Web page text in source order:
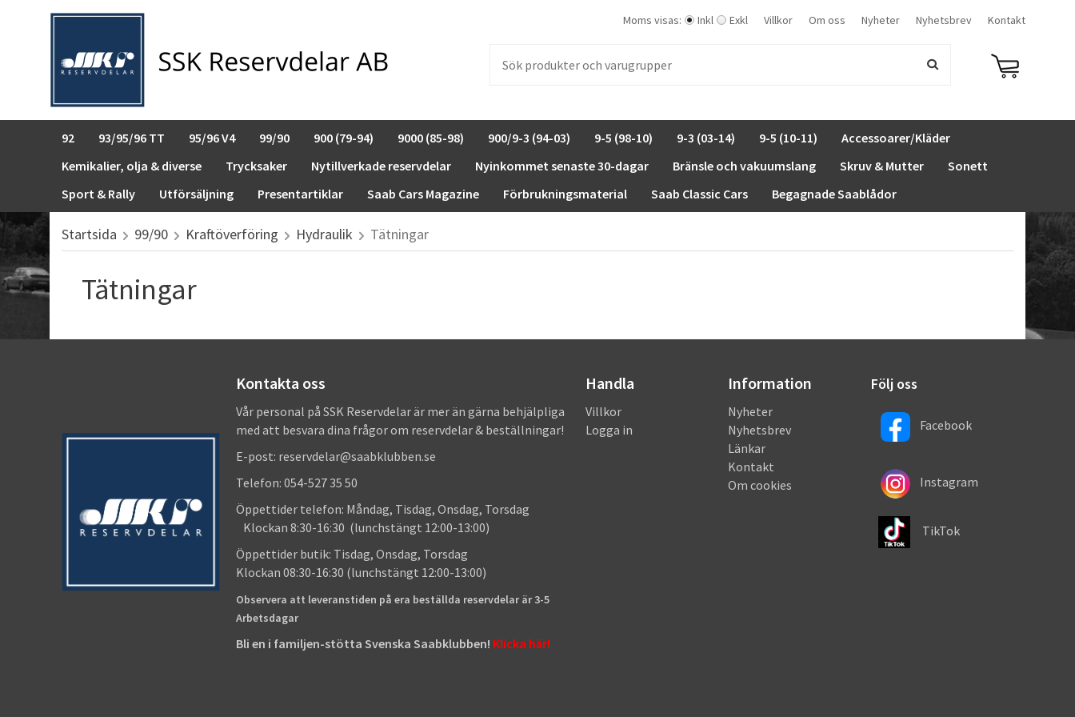
Moms visas: Inkl Exkl Villkor Om oss Nyheter Nyhetsbrev Kontakt
92 93/95/96 TT 95/96 V4 99/90 900 (79-94) 9000 (85-98) 900/9-3 (94-03) 9-5 (98-10) 9-3 (03-14) 9-5 (10-11)
Accessoarer/Kläder
Kemikalier, olja & diverse
Trycksaker Nytillverkade reservdelar Nyinkommet senaste 30-dagar Bränsle och vakuumslang Skruv & Mutter
Sonett
Sport & Rally
Utförsäljning Presentartiklar Saab Cars Magazine Förbrukningsmaterial Saab Classic Cars Begagnade Saablådor
Startsida 99/90 Kraftöverföring Hydraulik Tätningar
Tätningar
Kontakta oss
Vår personal på SSK Reservdelar är mer än gärna behjälpliga
med att besvara dina frågor om reservdelar & beställningar!
E-post: reservdelar@saabklubben.se
Telefon: 054-527 35 50
Öppettider telefon: Måndag, Tisdag, Onsdag, Torsdag
Klockan 8:30-16:30 (lunchstängt 12:00-13:00)
Öppettider butik: Tisdag, Onsdag, Torsdag
Klockan 08:30-16:30 (lunchstängt 12:00-13:00)
Observera att leveranstiden på era beställda reservdelar är 3-5
Arbetsdagar
Bli en i familjen-stötta Svenska Saabklubben! Klicka här!
Handla
Villkor
Logga in
Information
Nyheter
Nyhetsbrev
Länkar
Kontakt
Om cookies
Följ oss
Facebook
Instagram
TikTok